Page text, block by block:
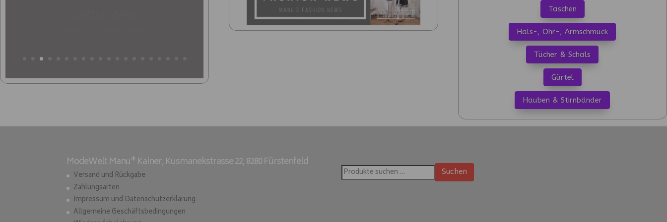
Taschen
Hals-, Ohr-, Armschmuck
Tücher & Schals
Gürtel
Hauben & Stirnbänder
ModeWelt Manu* Kainer, Kusmanekstrasse 22, 8280 Fürstenfeld
Versand und Rückgabe
Zahlungsarten
Impressum und Datenschutzerklärung
Allgemeine Geschäftsbedingungen
Suchen Suchen